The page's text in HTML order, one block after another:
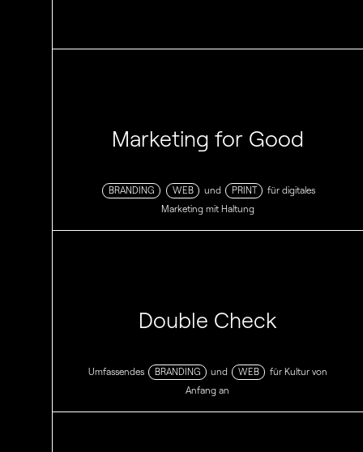
Marketing for Good
BRANDING WEB und PRINT
für digitales
Marketing mit Haltung
Double Check
Umfassendes BRANDING und WEB
für Kultur von
Anfang an